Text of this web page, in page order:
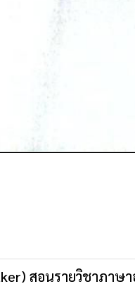
สอนรายวิชาภาษ